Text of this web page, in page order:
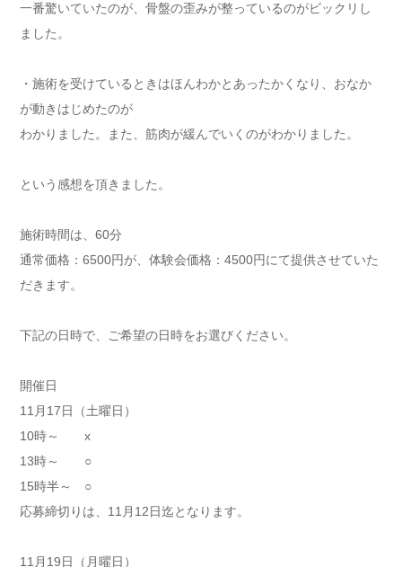
一番驚いていたのが、骨盤の歪みが整っているのがビックリし
ました。
・施術を受けているときはほんわかとあったかくなり、おなか
が動きはじめたのが
わかりました。また、筋肉が緩んでいくのがわかりました。
という感想を頂きました。
施術時間は、60分
通常価格：6500円が、体験会価格：4500円にて提供させていた
だきます。
下記の日時で、ご希望の日時をお選びください。
開催日
11月17日（土曜日）
10時～ x
13時～ ○
15時半～ ○
応募締切りは、11月12日迄となります。
11月19日（月曜日）